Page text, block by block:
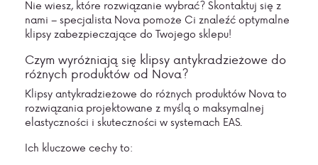
Nie wiesz, które rozwiązanie wybrać? Skontaktuj się z
nami – specjalista Nova pomoże Ci znaleźć optymalne
klipsy zabezpieczające do Twojego sklepu!
Czym wyróżniają się klipsy antykradzieżowe do
różnych produktów od Nova?
Klipsy antykradzieżowe do różnych produktów Nova to
rozwiązania projektowane z myślą o maksymalnej
elastyczności i skuteczności w systemach EAS.
Ich kluczowe cechy to: